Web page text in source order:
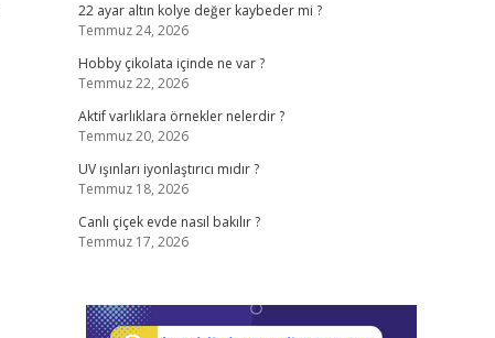
22 ayar altın kolye değer kaybeder mi ?
Temmuz 24, 2026
Hobby çikolata içinde ne var ?
Temmuz 22, 2026
Aktif varlıklara örnekler nelerdir ?
Temmuz 20, 2026
UV ışınları iyonlaştırıcı mıdır ?
Temmuz 18, 2026
Canlı çiçek evde nasıl bakılır ?
Temmuz 17, 2026